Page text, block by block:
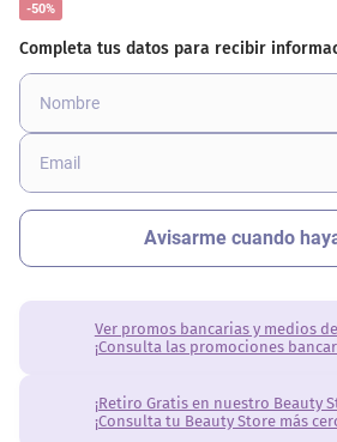
-50%
Ver promos bancarias y medios
¡Consulta las promociones
¡Retiro Gratis en nuestro Beauty
¡Consulta tu Beauty Store más
9. cher
10. contorno